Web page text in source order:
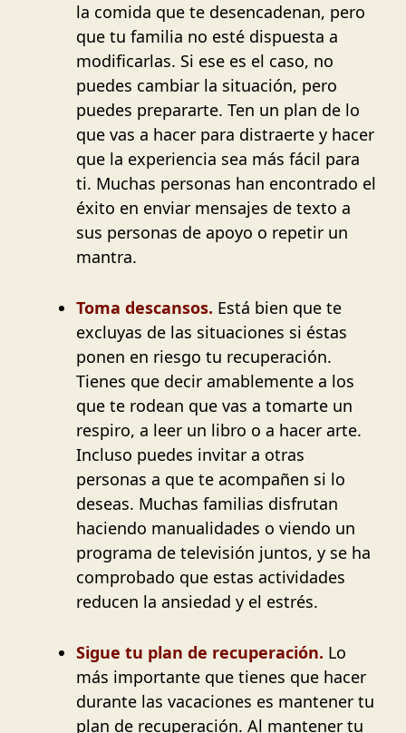
la comida que te desencadenan, pero
que tu familia no esté dispuesta a
modificarlas. Si ese es el caso, no
puedes cambiar la situación, pero
puedes prepararte. Ten un plan de lo
que vas a hacer para distraerte y hacer
que la experiencia sea más fácil para
ti. Muchas personas han encontrado el
éxito en enviar mensajes de texto a
sus personas de apoyo o repetir un
mantra.
Toma descansos. Está bien que te
excluyas de las situaciones si éstas
ponen en riesgo tu recuperación.
Tienes que decir amablemente a los
que te rodean que vas a tomarte un
respiro, a leer un libro o a hacer arte.
Incluso puedes invitar a otras
personas a que te acompañen si lo
deseas. Muchas familias disfrutan
haciendo manualidades o viendo un
programa de televisión juntos, y se ha
comprobado que estas actividades
reducen la ansiedad y el estrés.
Sigue tu plan de recuperación. Lo
más importante que tienes que hacer
durante las vacaciones es mantener tu
plan de recuperación. Al mantener tu